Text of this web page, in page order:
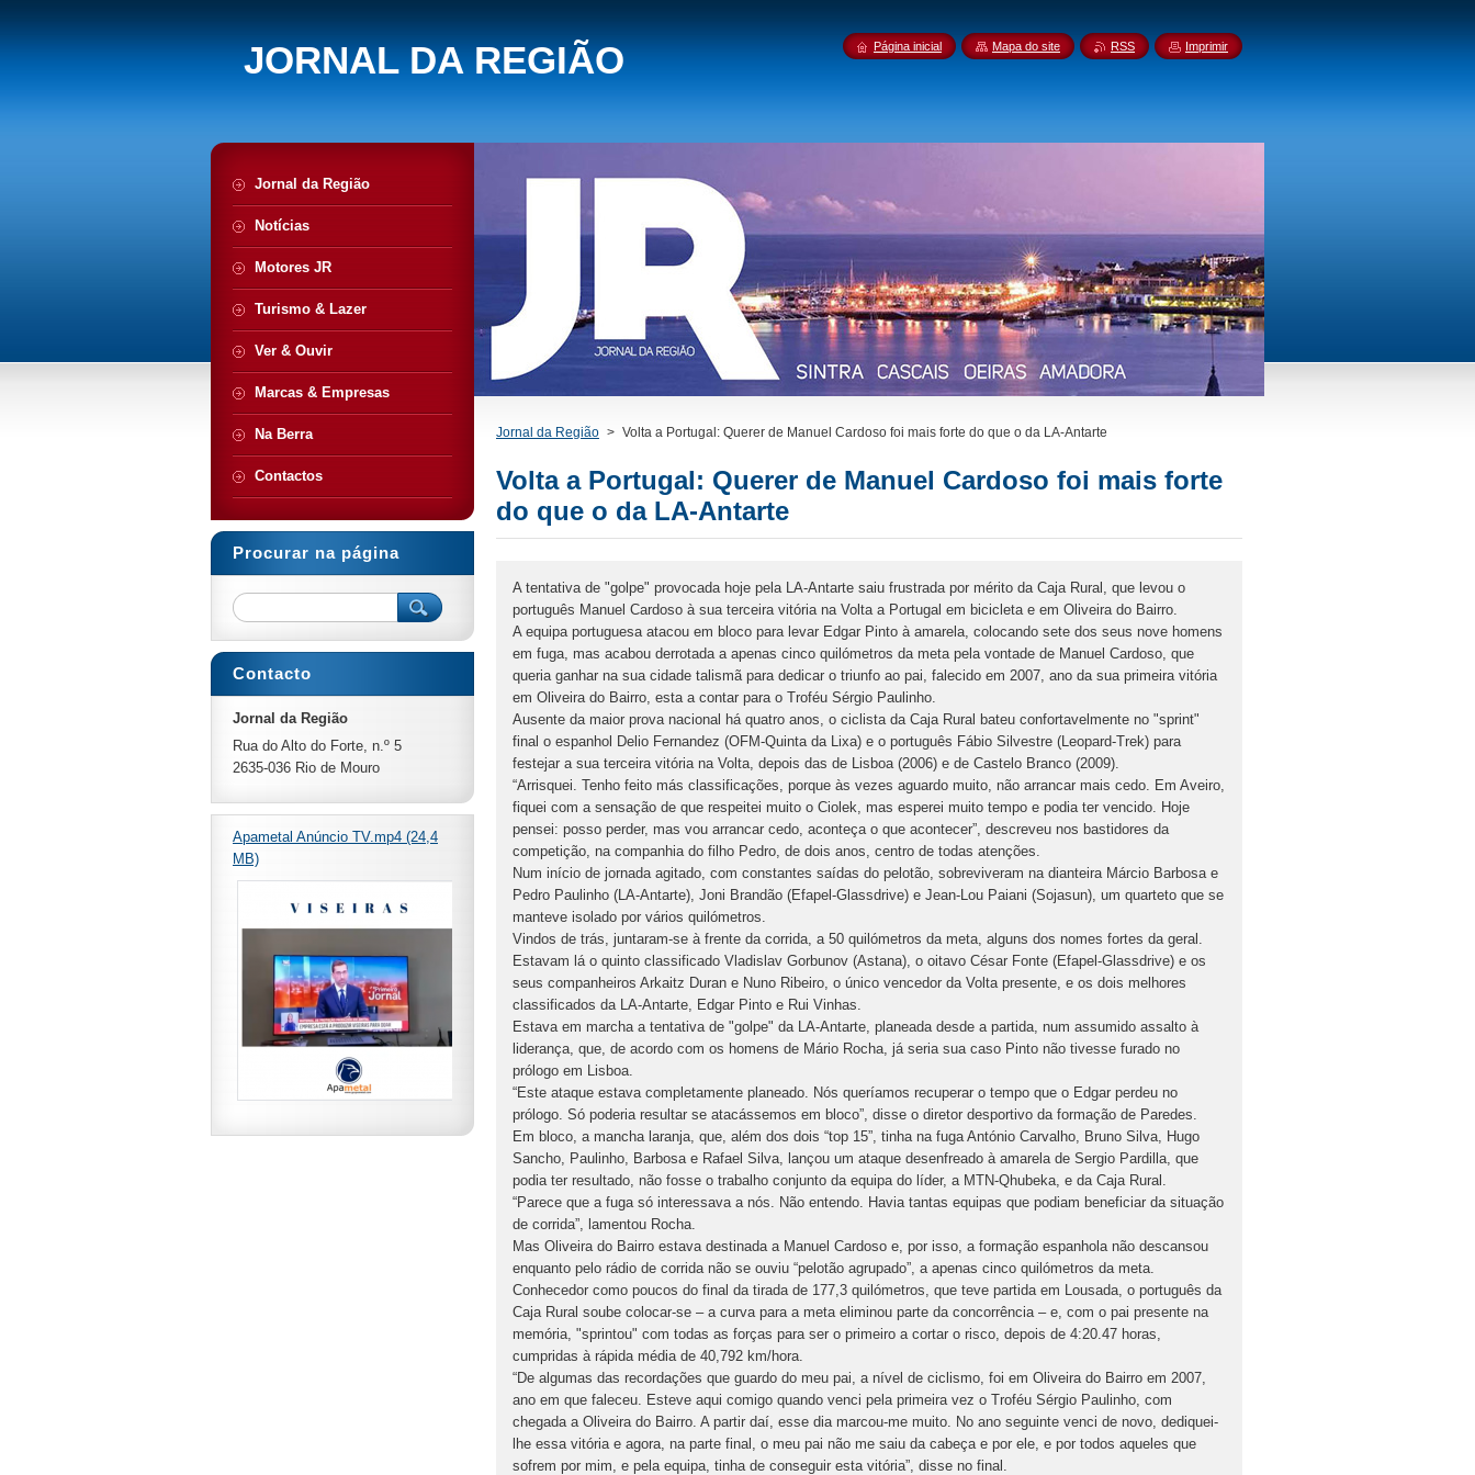
JORNAL DA REGIÃO
Jornal da Região > Volta a Portugal: Querer de Manuel Cardoso foi mais forte do que o da LA-Antarte
Volta a Portugal: Querer de Manuel Cardoso foi mais forte
do que o da LA-Antarte
A tentativa de "golpe" provocada hoje pela LA-Antarte saiu frustrada por mérito da Caja Rural, que levou o
português Manuel Cardoso à sua terceira vitória na Volta a Portugal em bicicleta e em Oliveira do Bairro.
A equipa portuguesa atacou em bloco para levar Edgar Pinto à amarela, colocando sete dos seus nove homens
em fuga, mas acabou derrotada a apenas cinco quilómetros da meta pela vontade de Manuel Cardoso, que
queria ganhar na sua cidade talismã para dedicar o triunfo ao pai, falecido em 2007, ano da sua primeira vitória
em Oliveira do Bairro, esta a contar para o Troféu Sérgio Paulinho.
Ausente da maior prova nacional há quatro anos, o ciclista da Caja Rural bateu confortavelmente no "sprint"
final o espanhol Delio Fernandez (OFM-Quinta da Lixa) e o português Fábio Silvestre (Leopard-Trek) para
festejar a sua terceira vitória na Volta, depois das de Lisboa (2006) e de Castelo Branco (2009).
“Arrisquei. Tenho feito más classificações, porque às vezes aguardo muito, não arrancar mais cedo. Em Aveiro,
fiquei com a sensação de que respeitei muito o Ciolek, mas esperei muito tempo e podia ter vencido. Hoje
pensei: posso perder, mas vou arrancar cedo, aconteça o que acontecer”, descreveu nos bastidores da
competição, na companhia do filho Pedro, de dois anos, centro de todas atenções.
Num início de jornada agitado, com constantes saídas do pelotão, sobreviveram na dianteira Márcio Barbosa e
Pedro Paulinho (LA-Antarte), Joni Brandão (Efapel-Glassdrive) e Jean-Lou Paiani (Sojasun), um quarteto que se
manteve isolado por vários quilómetros.
Vindos de trás, juntaram-se à frente da corrida, a 50 quilómetros da meta, alguns dos nomes fortes da geral.
Estavam lá o quinto classificado Vladislav Gorbunov (Astana), o oitavo César Fonte (Efapel-Glassdrive) e os
seus companheiros Arkaitz Duran e Nuno Ribeiro, o único vencedor da Volta presente, e os dois melhores
classificados da LA-Antarte, Edgar Pinto e Rui Vinhas.
Estava em marcha a tentativa de "golpe" da LA-Antarte, planeada desde a partida, num assumido assalto à
liderança, que, de acordo com os homens de Mário Rocha, já seria sua caso Pinto não tivesse furado no
prólogo em Lisboa.
“Este ataque estava completamente planeado. Nós queríamos recuperar o tempo que o Edgar perdeu no
prólogo. Só poderia resultar se atacássemos em bloco”, disse o diretor desportivo da formação de Paredes.
Em bloco, a mancha laranja, que, além dos dois “top 15”, tinha na fuga António Carvalho, Bruno Silva, Hugo
Sancho, Paulinho, Barbosa e Rafael Silva, lançou um ataque desenfreado à amarela de Sergio Pardilla, que
podia ter resultado, não fosse o trabalho conjunto da equipa do líder, a MTN-Qhubeka, e da Caja Rural.
“Parece que a fuga só interessava a nós. Não entendo. Havia tantas equipas que podiam beneficiar da situação
de corrida”, lamentou Rocha.
Mas Oliveira do Bairro estava destinada a Manuel Cardoso e, por isso, a formação espanhola não descansou
enquanto pelo rádio de corrida não se ouviu “pelotão agrupado”, a apenas cinco quilómetros da meta.
Conhecedor como poucos do final da tirada de 177,3 quilómetros, que teve partida em Lousada, o português da
Caja Rural soube colocar-se – a curva para a meta eliminou parte da concorrência – e, com o pai presente na
memória, "sprintou" com todas as forças para ser o primeiro a cortar o risco, depois de 4:20.47 horas,
cumpridas à rápida média de 40,792 km/hora.
“De algumas das recordações que guardo do meu pai, a nível de ciclismo, foi em Oliveira do Bairro em 2007,
ano em que faleceu. Esteve aqui comigo quando venci pela primeira vez o Troféu Sérgio Paulinho, com
chegada a Oliveira do Bairro. A partir daí, esse dia marcou-me muito. No ano seguinte venci de novo, dediquei-
lhe essa vitória e agora, na parte final, o meu pai não me saiu da cabeça e por ele, e por todos aqueles que
sofrem por mim, e pela equipa, tinha de conseguir esta vitória”, disse no final.
Jornal da Região
Notícias
Motores JR
Turismo & Lazer
Ver & Ouvir
Marcas & Empresas
Na Berra
Contactos
Procurar na página
Contacto
Jornal da Região
Rua do Alto do Forte, n.º 5
2635-036 Rio de Mouro
Apametal Anúncio TV.mp4 (24,4
MB)
Página inicial Mapa do site RSS Imprimir